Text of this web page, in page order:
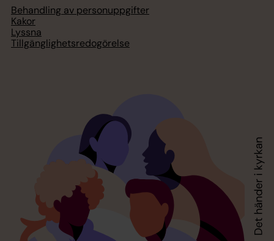
Behandling av personuppgifter
Kakor
Lyssna
Tillgänglighetsredogörelse